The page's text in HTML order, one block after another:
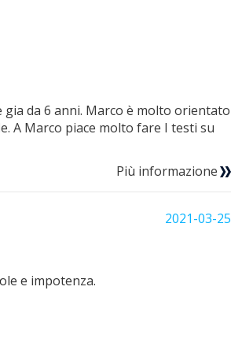
da 6 anni. Marco è molto orientato
A Marco piace molto fare I testi su
Più informazione
2021-03-25
e impotenza.